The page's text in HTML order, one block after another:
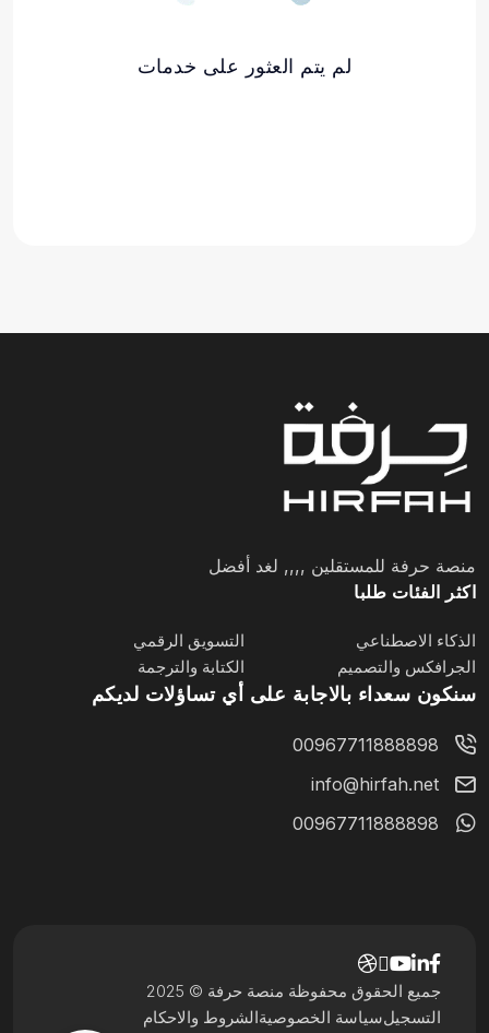
لم يتم العثور على خدمات
منصة حرفة للمستقلين ,,,, لغد أفضل
اكثر الفئات طلبا
الذكاء الاصطناعي
التسويق الرقمي
الجرافكس والتصميم
الكتابة والترجمة
سنكون سعداء بالاجابة على أي تساؤلات لديكم
00967711888898
info@hirfah.net
00967711888898
التسجيلسياسة الخصوصيةالشروط والاحكام
جميع الحقوق محفوظة منصة حرفة © 2025